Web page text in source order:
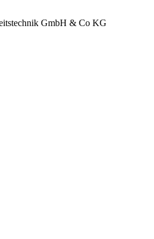
GmbH & Co KG